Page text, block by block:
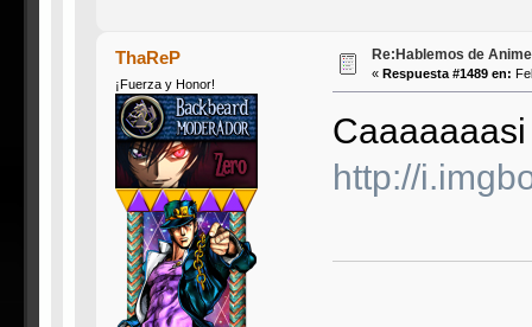
ThaReP
¡Fuerza y Honor!
Re:Hablemos de
« Respuesta #1489 en:
http://